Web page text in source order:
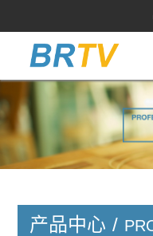
产品中心 /